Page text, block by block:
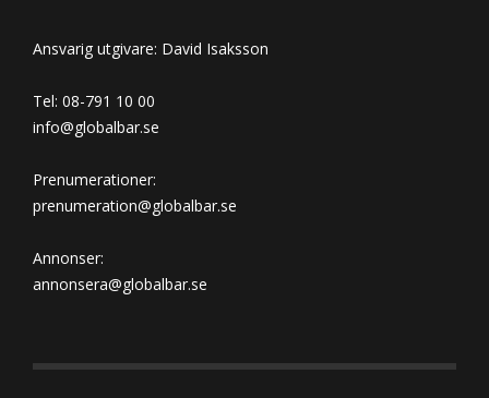
Ansvarig utgivare: David Isaksson
Tel: 08-791 10 00
info@globalbar.se
Prenumerationer:
prenumeration@globalbar.se
Annonser:
annonsera@globalbar.se